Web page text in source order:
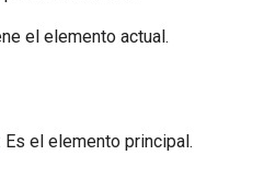
el elemento actual.
Es el elemento principal.